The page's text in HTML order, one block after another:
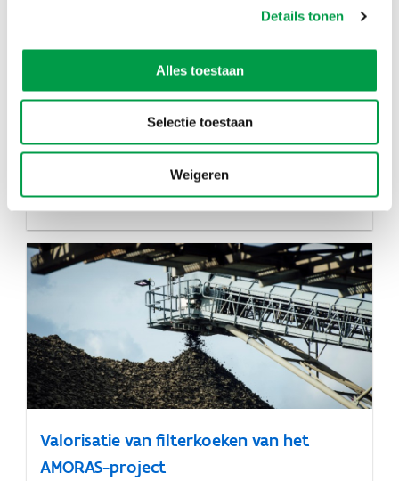
Details tonen
Alles toestaan
Selectie toestaan
Weigeren
Wijkrenovatie Groenestraat
Valorisatie van filterkoeken van het
AMORAS-project